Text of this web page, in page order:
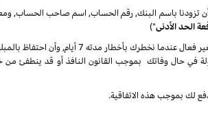
أن تزودنا باسم البنك, رقم الحساب, اسم صاحب الحساب,
الحد الأدنى")
في أي وقت واذا لم يكن هنالك تحرك فعال على حسابك لأخر 3 سنوات, فأنه بحقنا أن نحتفظ بدخل عمولاتك المستحقة على
في حال وفاتك بموجب القانون النافذ أو قد ينطفئ من
لك بموجب هذه الاتفاقية.